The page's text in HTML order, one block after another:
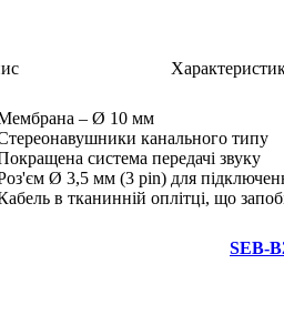
– Ø 10 мм
канального типу
система передачі звуку
Ø 3,5 мм (3 pin) для
в тканинній оплітці, що
SEB-